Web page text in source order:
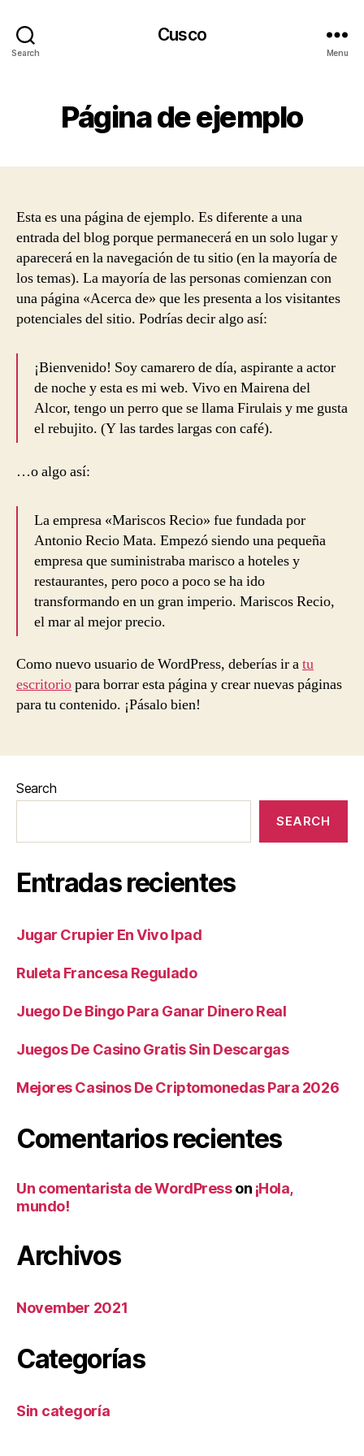
Search
Cusco
Menu
Página de ejemplo
Esta es una página de ejemplo. Es diferente a una
entrada del blog porque permanecerá en un solo lugar y
aparecerá en la navegación de tu sitio (en la mayoría de
los temas). La mayoría de las personas comienzan con
una página «Acerca de» que les presenta a los visitantes
potenciales del sitio. Podrías decir algo así:
¡Bienvenido! Soy camarero de día, aspirante a actor
de noche y esta es mi web. Vivo en Mairena del
Alcor, tengo un perro que se llama Firulais y me gusta
el rebujito. (Y las tardes largas con café).
…o algo así:
La empresa «Mariscos Recio» fue fundada por
Antonio Recio Mata. Empezó siendo una pequeña
empresa que suministraba marisco a hoteles y
restaurantes, pero poco a poco se ha ido
transformando en un gran imperio. Mariscos Recio,
el mar al mejor precio.
Como nuevo usuario de WordPress, deberías ir atu
escritoriopara borrar esta página y crear nuevas páginas
para tu contenido. ¡Pásalo bien!
Search
SEARCH
Entradas recientes
Jugar Crupier En Vivo Ipad
Ruleta Francesa Regulado
Juego De Bingo Para Ganar Dinero Real
Juegos De Casino Gratis Sin Descargas
Mejores Casinos De Criptomonedas Para 2026
Comentarios recientes
Un comentarista de WordPresson ¡Hola,
mundo!
Archivos
November 2021
Categorías
Sin categoría